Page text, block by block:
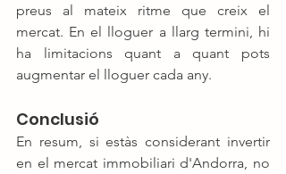
preus al mateix ritme que creix el
mercat. En el lloguer a llarg termini, hi
ha limitacions quant a quant pots
augmentar el lloguer cada any.
Conclusió
En resum, si estàs considerant invertir
en el mercat immobiliari d'Andorra, no